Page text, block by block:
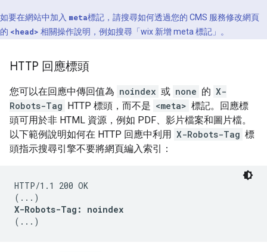
如要在網站中加入 meta標記，請搜尋如何透過您的 CMS 服務修改網頁
的 <head> 相關操作說明，例如搜尋「wix 新增meta 標記」。
HTTP 回應標頭
您可以在回應中傳回值為 noindex 或 none 的 X-
Robots-Tag HTTP 標頭，而不是 <meta> 標記。回應標
頭可用於非 HTML 資源，例如 PDF、影片檔案和圖片檔。
以下範例說明如何在 HTTP 回應中利用 X-Robots-Tag 標
頭指示搜尋引擎不要將網頁編入索引：
HTTP/1.1 200 OK
X-Robots-Tag: noindex
(...)